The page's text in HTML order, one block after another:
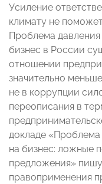
Усиление
климату не
Проблема
бизнес в России
отношении
значительно
не в коррупции
переописания в
докладе «Проблема
на бизнес: ложные
предложения»
правоприменения